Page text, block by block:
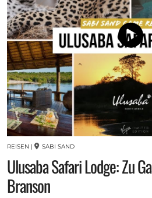
REISEN | SABI SAND
Ulusaba Safari Lodge: Zu
Branson